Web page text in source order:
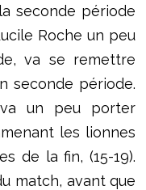
seconde période
Roche un peu
va se remettre
seconde période.
va un peu porter
les lionnes
de la fin, (15-19).
match, avant que